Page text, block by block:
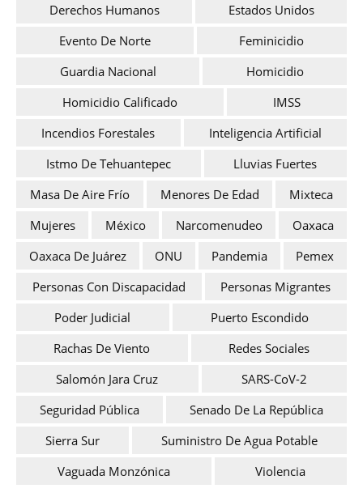
Derechos Humanos
Estados Unidos
Evento De Norte
Feminicidio
Guardia Nacional
Homicidio
Homicidio Calificado
IMSS
Incendios Forestales
Inteligencia Artificial
Istmo De Tehuantepec
Lluvias Fuertes
Masa De Aire Frío
Menores De Edad
Mixteca
Mujeres
México Narcomenudeo
Oaxaca
Oaxaca De Juárez
ONU Pandemia
Pemex
Personas Con Discapacidad
Personas Migrantes
Poder Judicial
Puerto Escondido
Rachas De Viento
Redes Sociales
Salomón Jara Cruz
SARS-CoV-2
Seguridad Pública
Senado De La República
Sierra Sur
Suministro De Agua Potable
Vaguada Monzónica
Violencia